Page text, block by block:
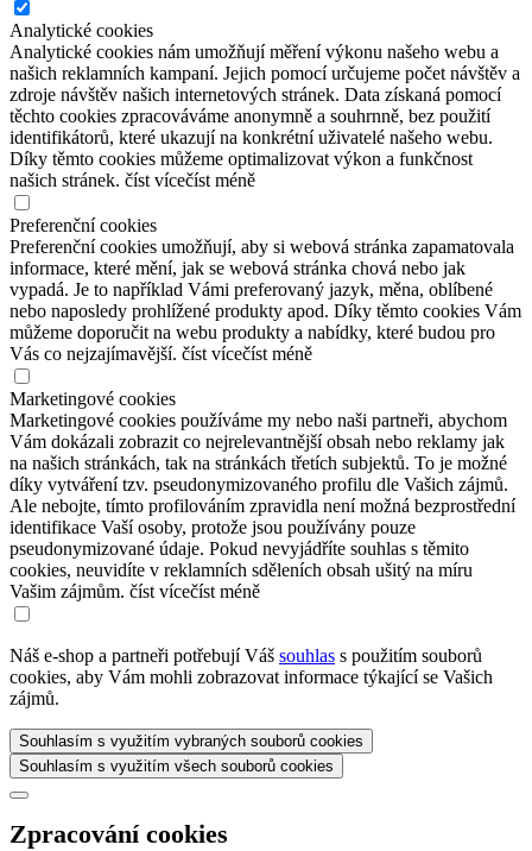
Analytické cookies
Analytické cookies nám umožňují měření výkonu našeho webu a
našich reklamních kampaní. Jejich pomocí určujeme počet návštěv a
zdroje návštěv našich internetových stránek. Data získaná pomocí
těchto cookies zpracováváme anonymně a souhrnně, bez použití
identifikátorů, které ukazují na konkrétní uživatelé našeho webu.
Díky těmto cookies můžeme optimalizovat výkon a funkčnost
našich stránek. číst vícečíst méně
Preferenční cookies
Preferenční cookies umožňují, aby si webová stránka zapamatovala
informace, které mění, jak se webová stránka chová nebo jak
vypadá. Je to například Vámi preferovaný jazyk, měna, oblíbené
nebo naposledy prohlížené produkty apod. Díky těmto cookies Vám
můžeme doporučit na webu produkty a nabídky, které budou pro
Vás co nejzajímavější. číst vícečíst méně
Marketingové cookies
Marketingové cookies používáme my nebo naši partneři, abychom
Vám dokázali zobrazit co nejrelevantnější obsah nebo reklamy jak
na našich stránkách, tak na stránkách třetích subjektů. To je možné
díky vytváření tzv. pseudonymizovaného profilu dle Vašich zájmů.
Ale nebojte, tímto profilováním zpravidla není možná bezprostřední
identifikace Vaší osoby, protože jsou používány pouze
pseudonymizované údaje. Pokud nevyjádříte souhlas s těmito
cookies, neuvidíte v reklamních sděleních obsah ušitý na míru
Vašim zájmům. číst vícečíst méně
Náš e-shop a partneři potřebují Váš souhlas s použitím souborů
cookies, aby Vám mohli zobrazovat informace týkající se Vašich
zájmů.
Souhlasím s využitím vybraných souborů cookies
Souhlasím s využitím všech souborů cookies
Zpracování cookies